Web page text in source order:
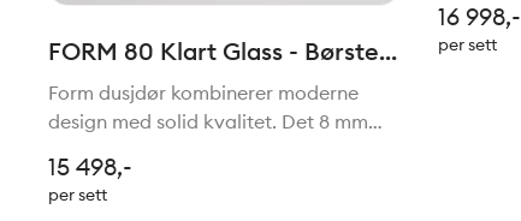
FORM 80 Klart Glass - Børstet
Champagne
Form dusjdør kombinerer moderne
design med solid kvalitet. Det 8 mm
uttrykk og en stabil konstruksjon med
høyde på 198 cm. Døren kan åpnes
15 498,-
per sett
uttrykk
høyde
16 998,-
per sett